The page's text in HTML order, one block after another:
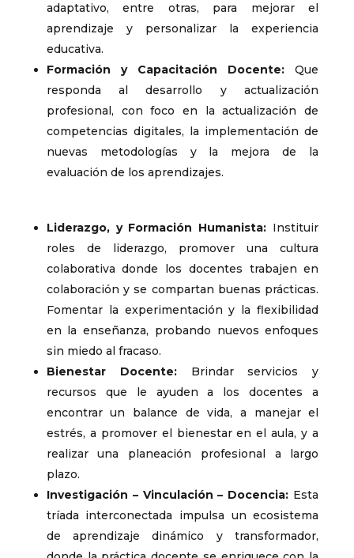
adaptativo, entre otras, para mejorar el
aprendizaje y personalizar la experiencia
educativa.
Formación y Capacitación Docente: Que
responda al desarrollo y actualización
profesional, con foco en la actualización de
competencias digitales, la implementación de
nuevas metodologías y la mejora de la
evaluación de los aprendizajes.
Liderazgo, y Formación Humanista: Instituir
roles de liderazgo, promover una cultura
colaborativa donde los docentes trabajen en
colaboración y se compartan buenas prácticas.
Fomentar la experimentación y la flexibilidad
en la enseñanza, probando nuevos enfoques
sin miedo al fracaso.
Bienestar Docente:Brindar servicios y
recursos que le ayuden a los docentes a
encontrar un balance de vida, a manejar el
estrés, a promover el bienestar en el aula, y a
realizar una planeación profesional a largo
plazo.
Investigación – Vinculación – Docencia: Esta
tríada interconectada impulsa un ecosistema
de aprendizaje dinámico y transformador,